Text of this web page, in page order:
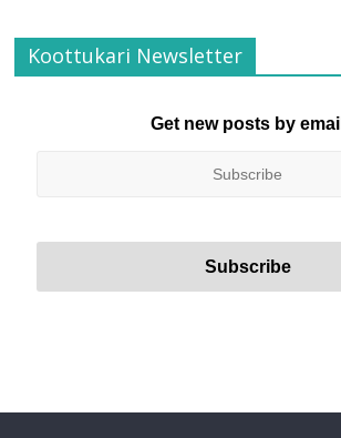
Koottukari Newsletter
Get new posts by email